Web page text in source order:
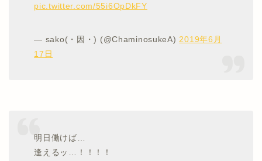
pic.twitter.com/55i6OpDkFY
— sako(・因・) (@ChaminosukeA) 2019年6月
17日
明日働けば…
逢えるッ…！！！！